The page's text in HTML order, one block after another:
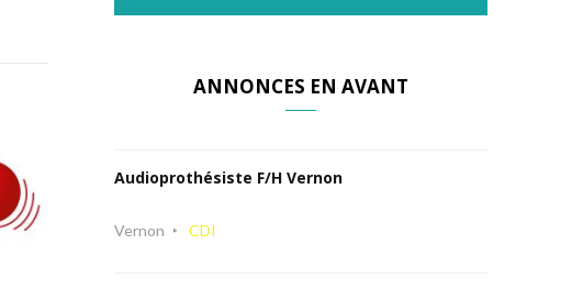
ANNONCES EN AVANT
Audioprothésiste F/H Vernon
Vernon CDI